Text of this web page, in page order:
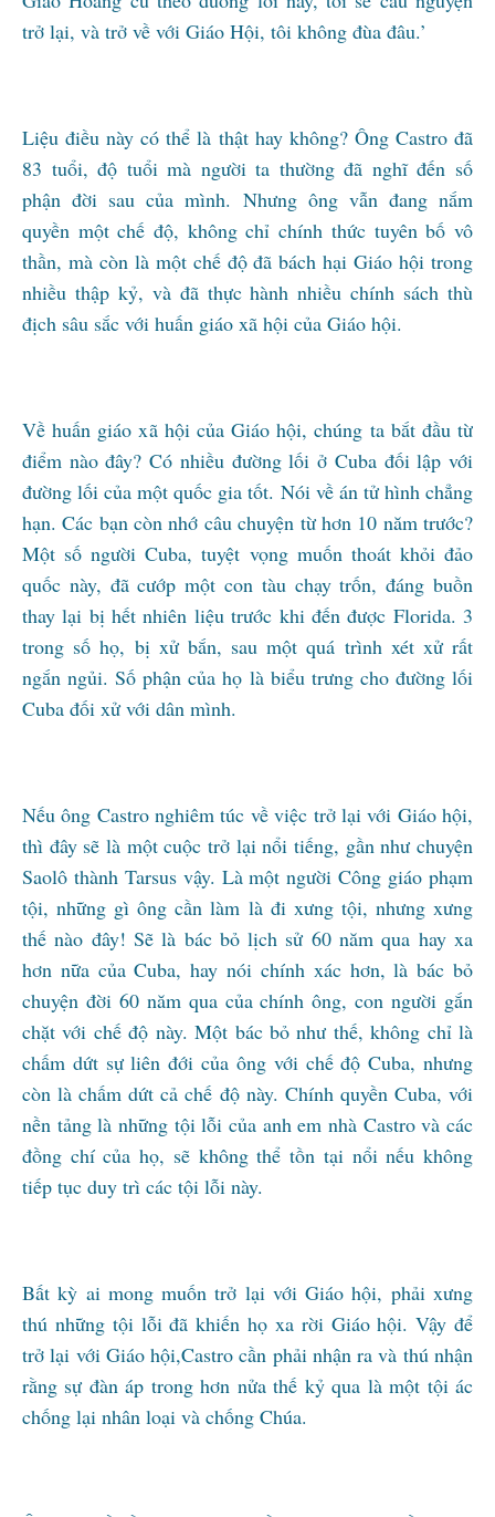
trở lại, và trở về với Giáo Hội, tôi không đùa đâu.’
Liệu điều này có thể là thật hay không? Ông Castro đã
83 tuổi, độ tuổi mà người ta thường đã nghĩ đến số
phận đời sau của mình. Nhưng ông vẫn đang nắm
quyền một chế độ, không chỉ chính thức tuyên bố vô
thần, mà còn là một chế độ đã bách hại Giáo hội trong
nhiều thập kỷ, và đã thực hành nhiều chính sách thù
địch sâu sắc với huấn giáo xã hội của Giáo hội.
Về huấn giáo xã hội của Giáo hội, chúng ta bắt đầu từ
điểm nào đây? Có nhiều đường lối ở Cuba đối lập với
đường lối của một quốc gia tốt. Nói về án tử hình chẳng
hạn. Các bạn còn nhớ câu chuyện từ hơn 10 năm trước?
Một số người Cuba, tuyệt vọng muốn thoát khỏi đảo
quốc này, đã cướp một con tàu chạy trốn, đáng buồn
thay lại bị hết nhiên liệu trước khi đến được Florida. 3
trong số họ, bị xử bắn, sau một quá trình xét xử rất
ngắn ngủi. Số phận của họ là biểu trưng cho đường lối
Cuba đối xử với dân mình.
Nếu ông Castro nghiêm túc về việc trở lại với Giáo hội,
thì đây sẽ là một cuộc trở lại nổi tiếng, gần như chuyện
Saolô thành Tarsus vậy. Là một người Công giáo phạm
tội, những gì ông cần làm là đi xưng tội, nhưng xưng
thế nào đây! Sẽ là bác bỏ lịch sử 60 năm qua hay xa
hơn nữa của Cuba, hay nói chính xác hơn, là bác bỏ
chuyện đời 60 năm qua của chính ông, con người gắn
chặt với chế độ này. Một bác bỏ như thế, không chỉ là
chấm dứt sự liên đới của ông với chế độ Cuba, nhưng
còn là chấm dứt cả chế độ này. Chính quyền Cuba, với
nền tảng là những tội lỗi của anh em nhà Castro và các
đồng chí của họ, sẽ không thể tồn tại nổi nếu không
tiếp tục duy trì các tội lỗi này.
Bất kỳ ai mong muốn trở lại với Giáo hội, phải xưng
thú những tội lỗi đã khiến họ xa rời Giáo hội. Vậy để
trở lại với Giáo hội,Castro cần phải nhận ra và thú nhận
rằng sự đàn áp trong hơn nửa thế kỷ qua là một tội ác
chống lại nhân loại và chống Chúa.